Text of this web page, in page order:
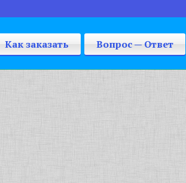
Как заказать Вопрос — Ответ